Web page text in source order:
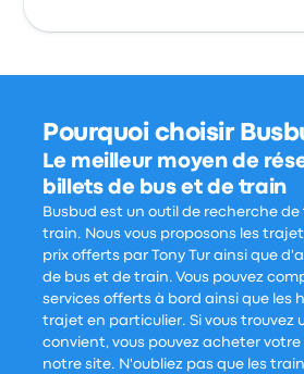
Pourquoi choisir
Le meilleur moyen de
billets de bus et de train
Busbud est un outil de recherche
train. Nous vous proposons les
prix offerts par Tony Tur ainsi que
de bus et de train. Vous pouvez
services offerts à bord ainsi que les
trajet en particulier. Si vous trouvez
convient, vous pouvez acheter votre
notre site. N'oubliez pas que les